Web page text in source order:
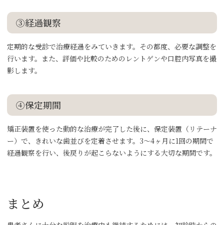
③経過観察
定期的な受診で治療経過をみていきます。その都度、必要な調整を
行います。また、評価や比較のためのレントゲンや口腔内写真を撮
影します。
④保定期間
矯正装置を使った動的な治療が完了した後に、保定装置（リテーナ
ー）で、きれいな歯並びを定着させます。3〜4ヶ月に1回の期間で
経過観察を行い、後戻りが起こらないようにする大切な期間です。
まとめ